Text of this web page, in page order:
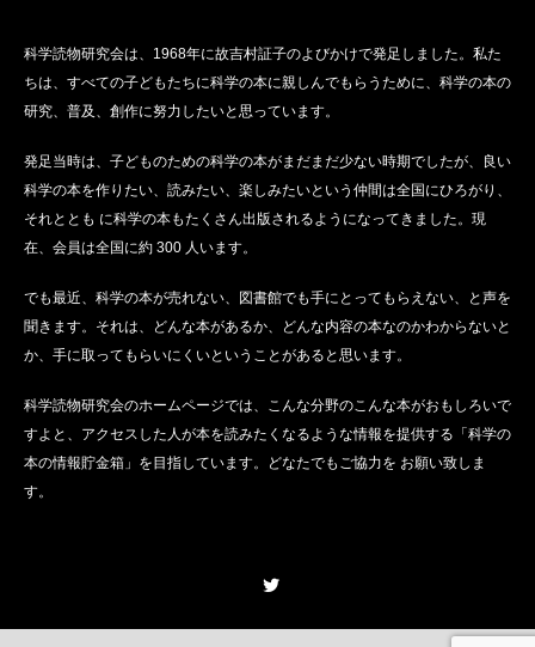
科学読物研究会は、1968年に故吉村証子のよびかけで発足しました。私た
ちは、すべての子どもたちに科学の本に親しんでもらうために、科学の本の
研究、普及、創作に努力したいと思っています。
発足当時は、子どものための科学の本がまだまだ少ない時期でしたが、良い
科学の本を作りたい、読みたい、楽しみたいという仲間は全国にひろがり、
それととも に科学の本もたくさん出版されるようになってきました。現
在、会員は全国に約 300 人います。
でも最近、科学の本が売れない、図書館でも手にとってもらえない、と声を
聞きます。それは、どんな本があるか、どんな内容の本なのかわからないと
か、手に取ってもらいにくいということがあると思います。
科学読物研究会のホームページでは、こんな分野のこんな本がおもしろいで
すよと、アクセスした人が本を読みたくなるような情報を提供する「科学の
本の情報貯金箱」を目指しています。どなたでもご協力を お願い致しま
す。